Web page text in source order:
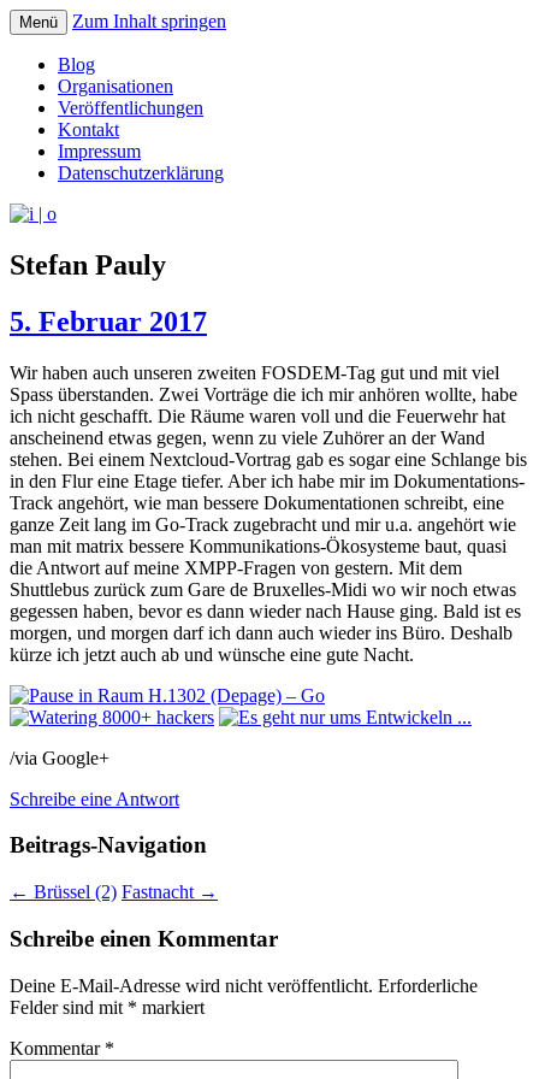
i | o
Menü Zum Inhalt springen
Blog
Organisationen
Veröffentlichungen
Kontakt
Impressum
Datenschutzerklärung
Stefan Pauly
5. Februar 2017
Wir haben auch unseren zweiten FOSDEM-Tag gut und mit viel
Spass überstanden. Zwei Vorträge die ich mir anhören wollte, habe
ich nicht geschafft. Die Räume waren voll und die Feuerwehr hat
anscheinend etwas gegen, wenn zu viele Zuhörer an der Wand
stehen. Bei einem Nextcloud-Vortrag gab es sogar eine Schlange bis
in den Flur eine Etage tiefer. Aber ich habe mir im Dokumentations-
Track angehört, wie man bessere Dokumentationen schreibt, eine
ganze Zeit lang im Go-Track zugebracht und mir u.a. angehört wie
man mit matrix bessere Kommunikations-Ökosysteme baut, quasi
die Antwort auf meine XMPP-Fragen von gestern. Mit dem
Shuttlebus zurück zum Gare de Bruxelles-Midi wo wir noch etwas
gegessen haben, bevor es dann wieder nach Hause ging. Bald ist es
morgen, und morgen darf ich dann auch wieder ins Büro. Deshalb
kürze ich jetzt auch ab und wünsche eine gute Nacht.
/via Google+
Schreibe eine Antwort
Beitrags-Navigation
← Brüssel (2) Fastnacht →
Schreibe einen Kommentar
Deine E-Mail-Adresse wird nicht veröffentlicht. Erforderliche
Felder sind mit * markiert
Kommentar *